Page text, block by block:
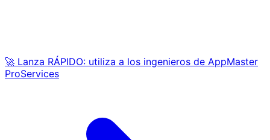
🚀 Lanza RÁPIDO: utiliza a los ingenieros de AppMaster
ProServices